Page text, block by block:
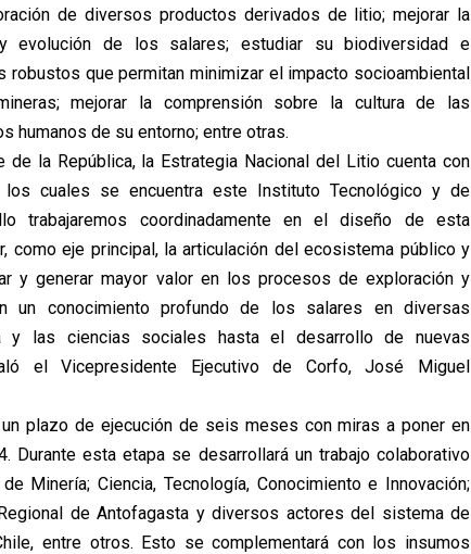
de diversos productos derivados de litio; mejorar la
evolución de los salares; estudiar su biodiversidad e
robustos que permitan minimizar el impacto socioambiental
mejorar la comprensión sobre la cultura de las
humanos de su entorno; entre otras.
de la República, la Estrategia Nacional del Litio cuenta con
cuales se encuentra este Instituto Tecnológico y de
trabajaremos coordinadamente en el diseño de esta
como eje principal, la articulación del ecosistema público y
y generar mayor valor en los procesos de exploración y
un conocimiento profundo de los salares en diversas
y las ciencias sociales hasta el desarrollo de nuevas
el Vicepresidente Ejecutivo de Corfo, José Miguel
plazo de ejecución de seis meses con miras a poner en
Durante esta etapa se desarrollará un trabajo colaborativo
Minería; Ciencia, Tecnología, Conocimiento e Innovación;
de Antofagasta y diversos actores del sistema de
entre otros. Esto se complementará con los insumos